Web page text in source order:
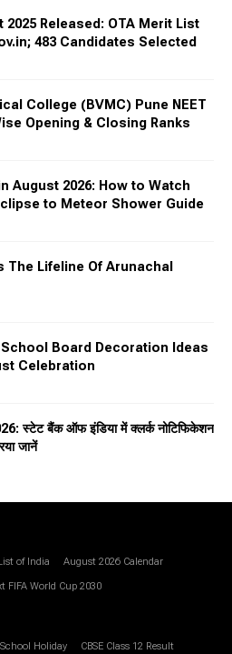
2025 Released: OTA Merit List
483 Candidates Selected
College (BVMC) Pune NEET
Opening & Closing Ranks
August 2026: How to Watch
to Meteor Shower Guide
The Lifeline Of Arunachal
School Board Decoration Ideas
Celebration
बैंक ऑफ इंडिया में क्लर्क नोटिफिकेशन
जानें
of India August 2026 Calendar
FIFA World Cup 2030
School Holiday CBSE Class 12 Result